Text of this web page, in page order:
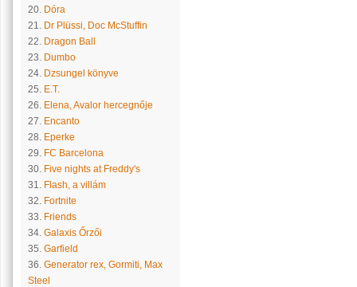
20. Dóra
21. Dr Plüssi, Doc McStuffin
22. Dragon Ball
23. Dumbo
24. Dzsungel könyve
25. E.T.
26. Elena, Avalor hercegnője
27. Encanto
28. Eperke
29. FC Barcelona
30. Five nights at Freddy's
31. Flash, a villám
32. Fortnite
33. Friends
34. Galaxis Őrzői
35. Garfield
36. Generator rex, Gormiti, Max
Steel